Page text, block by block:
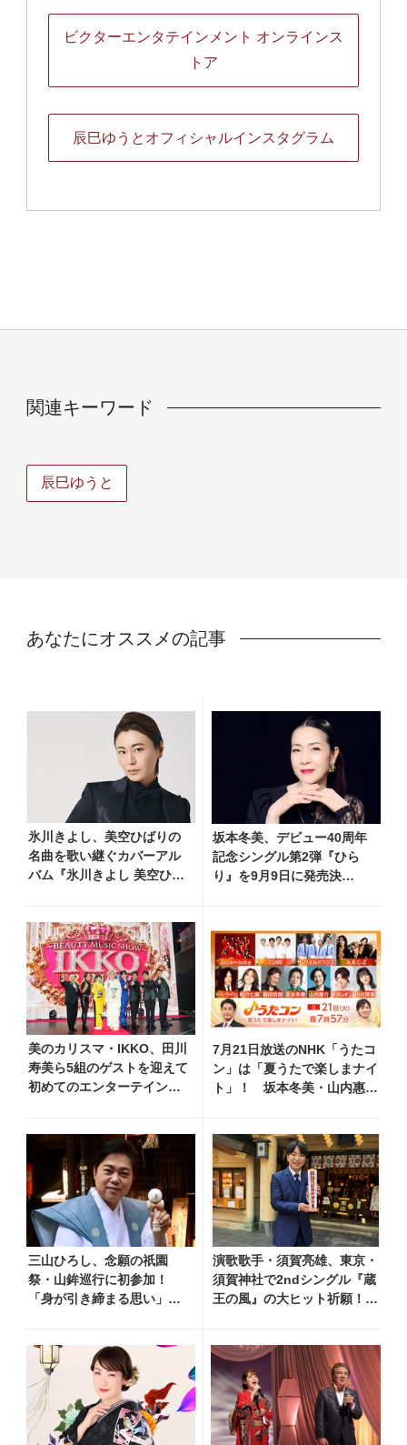
ビクターエンタテインメント オンラインス
トア
辰巳ゆうとオフィシャルインスタグラム
関連キーワード
辰巳ゆうと
あなたにオススメの記事
氷川きよし、美空ひばりの
名曲を歌い継ぐカバーアル
バム『氷川きよし 美空ひば
開
坂本冬美、デビュー40周年
記念シングル第2弾『ひら
り』を9月9日に発売決
美のカリスマ・IKKO、田川
寿美ら5組のゲストを迎えて
初めてのエンターテインメ
所でも
7月21日放送のNHK「うたコ
ン」は「夏うたで楽しまナイ
ト」！ 坂本冬美・山内惠
三山ひろし、念願の祇園
祭・山鉾巡行に初参加！
「身が引き締まる思い」と
演歌歌手・須賀亮雄、東京・
須賀神社で2ndシングル『蔵
王の風』の大ヒット祈願！